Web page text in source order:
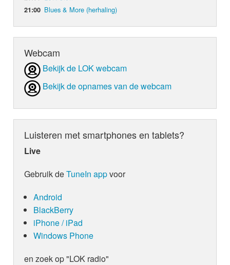
21:00 Blues & More (herhaling)
Webcam
Bekijk de LOK webcam
Bekijk de opnames van de webcam
Luisteren met smartphones en tablets?
Live
Gebruik deTuneIn appvoor
Android
BlackBerry
iPhone / iPad
Windows Phone
en zoek op "LOK radio"